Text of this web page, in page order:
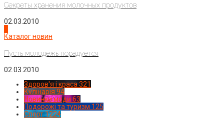
Секреты хранения молочных продуктов
02.03.2010
Каталог новин
Пусть молодежь порадуется
02.03.2010
Здоров'я і краса321
Кулінарія 94
Новинки моди 63
Подорожі та туризм 125
Спорт1224